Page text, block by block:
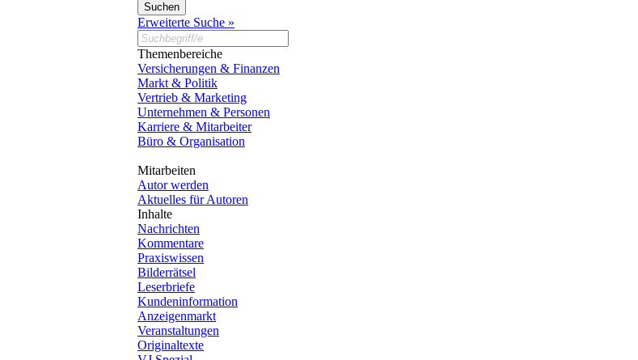
Erweiterte Suche »
Themenbereiche
Versicherungen & Finanzen
Markt & Politik
Vertrieb & Marketing
Unternehmen & Personen
Karriere & Mitarbeiter
Büro & Organisation
Mitarbeiten
Autor werden
Aktuelles für Autoren
Inhalte
Nachrichten
Kommentare
Praxiswissen
Bilderrätsel
Leserbriefe
Kundeninformation
Anzeigenmarkt
Veranstaltungen
Originaltexte